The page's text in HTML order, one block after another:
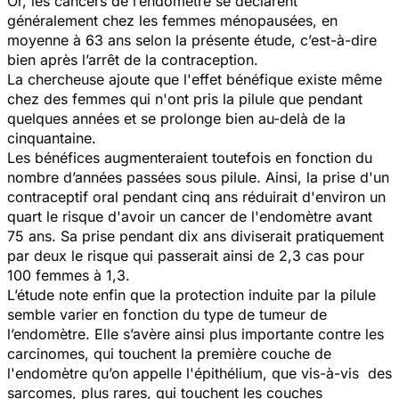
généralement chez les femmes ménopausées, en
moyenne à 63 ans selon la présente étude, c’est-à-dire
bien après l’arrêt de la contraception.
La chercheuse ajoute que l'effet bénéfique existe même
chez des femmes qui n'ont pris la pilule que pendant
quelques années et se prolonge bien au-delà de la
cinquantaine.
Les bénéfices augmenteraient toutefois en fonction du
nombre d’années passées sous pilule. Ainsi, la prise d'un
contraceptif oral pendant cinq ans réduirait d'environ un
quart le risque d'avoir un cancer de l'endomètre avant
75 ans. Sa prise pendant dix ans diviserait pratiquement
par deux le risque qui passerait ainsi de 2,3 cas pour
100 femmes à 1,3.
L’étude note enfin que la protection induite par la pilule
semble varier en fonction du type de tumeur de
l’endomètre. Elle s’avère ainsi plus importante contre les
carcinomes, qui touchent la première couche de
l'endomètre qu’on appelle l'épithélium, que vis-à-vis des
sarcomes, plus rares, qui touchent les couches